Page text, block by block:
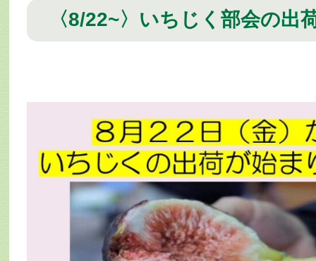
〈8/22~〉いちじく部会の出